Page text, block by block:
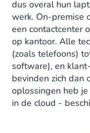
dus overal hun
werk. On-premise
een contactcenter
op kantoor. Alle
(zoals telefoons)
software), en
bevinden zich dan
oplossingen heb
in de cloud -